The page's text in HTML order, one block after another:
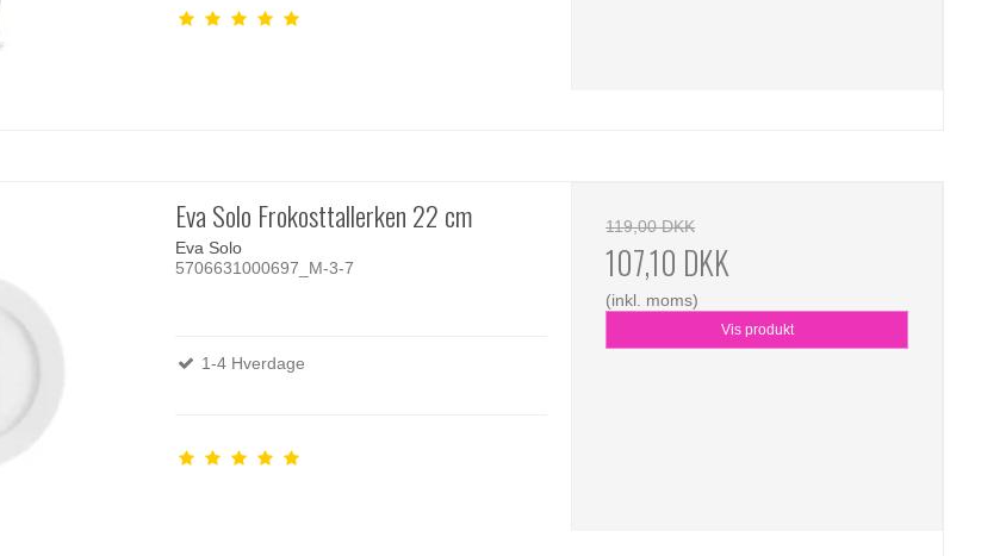
Eva Solo Frokosttallerken 22 cm
Eva Solo
5706631000697_M-3-7
1-4 Hverdage
119,00 DKK
107,10 DKK
(inkl. moms)
Vis produkt